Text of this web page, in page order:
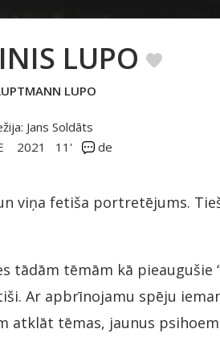
LUPO
LUPO
Jans Soldāts
2021 11' de
viņa fetiša portretējums.
tādām tēmām kā pieaugušie
Ar apbrīnojamu spēju
tēmas, jaunus